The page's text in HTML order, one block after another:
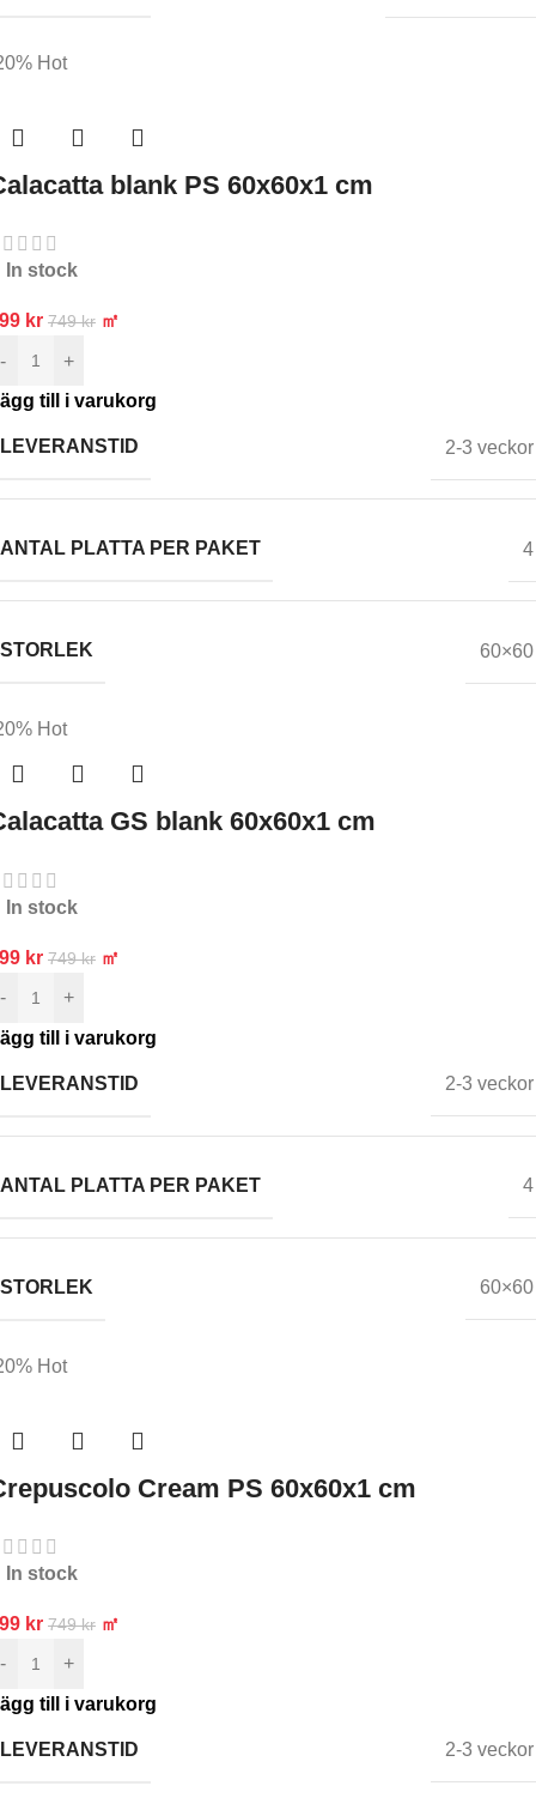
Hot
blank PS 60x60x1 cm
In stock
kr 749kr ㎡
-
+
till i varukorg
LEVERANSTID 2-3 veckor
ANTAL PLATTA PER PAKET 4
STORLEK 60×60
Hot
GS blank 60x60x1 cm
In stock
kr 749kr ㎡
-
+
till i varukorg
LEVERANSTID 2-3 veckor
ANTAL PLATTA PER PAKET 4
STORLEK 60×60
Hot
Cream PS 60x60x1 cm
In stock
kr 749kr ㎡
-
+
till i varukorg
LEVERANSTID 2-3 veckor